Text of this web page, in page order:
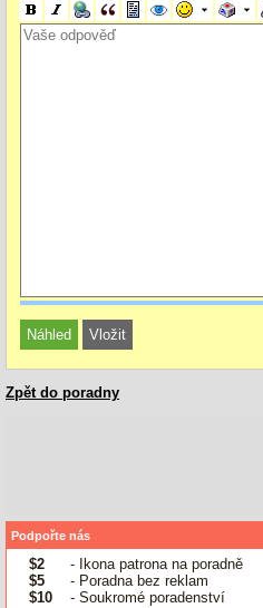
Zpět do poradny
Podpořte nás
$2
- Ikona patrona na poradně
$5
- Poradna bez reklam
$10
- Soukromé poradenství